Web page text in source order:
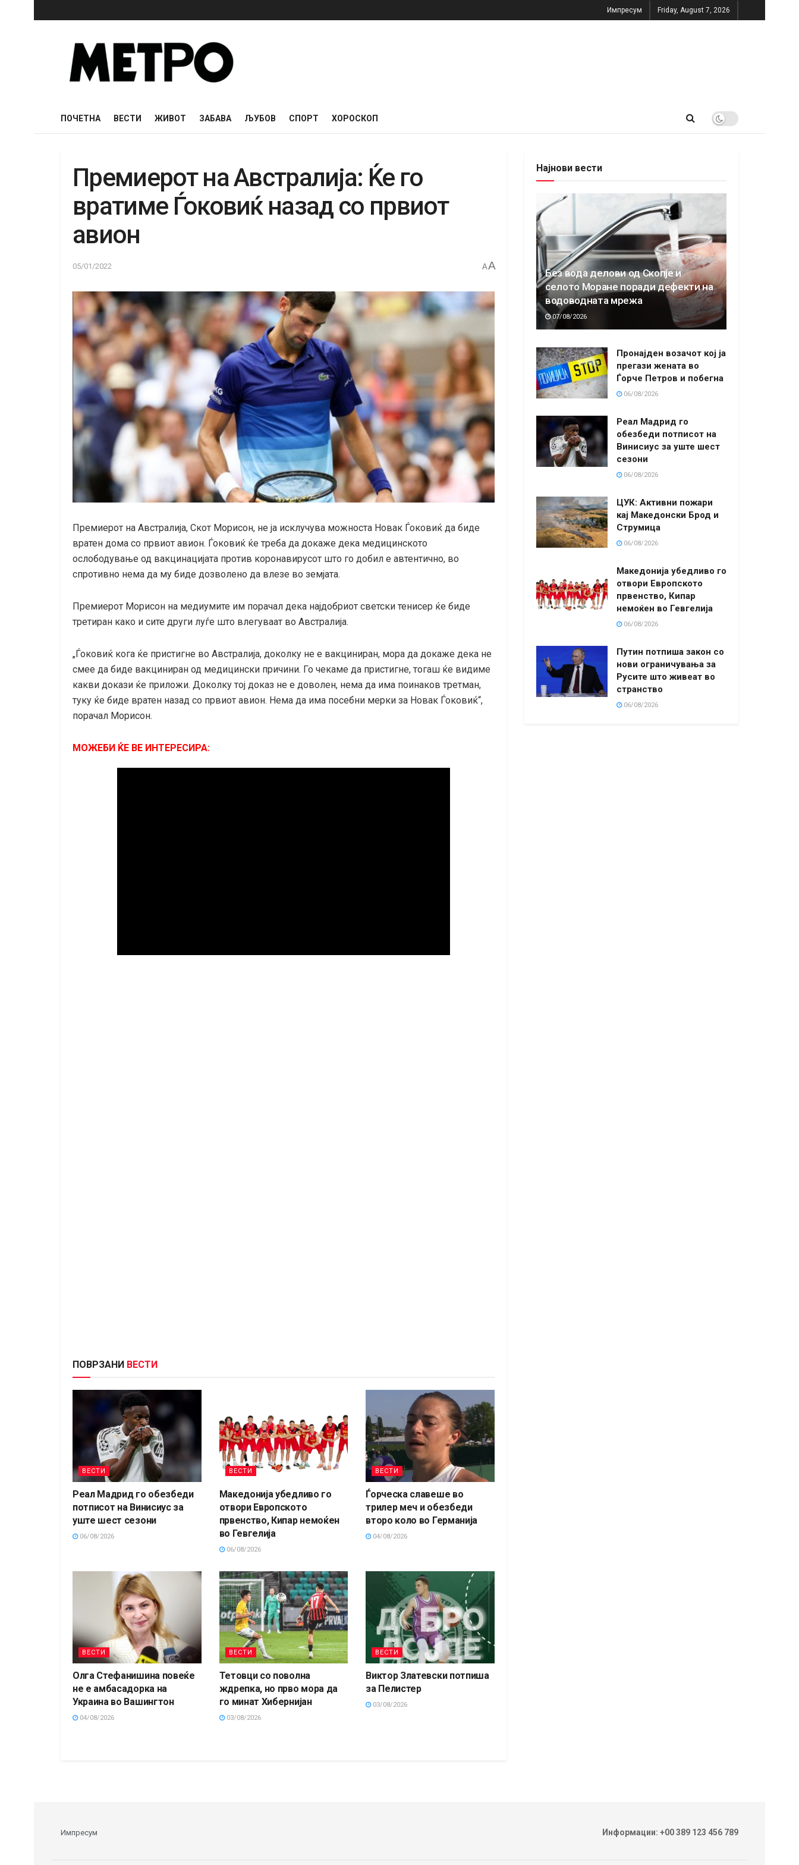
Импресум Friday, August 7, 2026
ПОЧЕТНА ВЕСТИ ЖИВОТ ЗАБАВА ЉУБОВ СПОРТ ХОРОСКОП
Премиерот на Австралија: Ќе го
вратиме Ѓоковиќ назад со првиот
авион
05/01/2022 AA
Премиерот на Австралија, Скот Морисон, не ја исклучува можноста Новак Ѓоковиќ да биде
вратен дома со првиот авион. Ѓоковиќ ќе треба да докаже дека медицинското
ослободување од вакцинацијата против коронавирусот што го добил е автентично, во
спротивно нема да му биде дозволено да влезе во земјата.
Премиерот Морисон на медиумите им порачал дека најдобриот светски тенисер ќе биде
третиран како и сите други луѓе што влегуваат во Австралија.
„Ѓоковиќ кога ќе пристигне во Австралија, доколку не е вакциниран, мора да докаже дека не
смее да биде вакциниран од медицински причини. Го чекаме да пристигне, тогаш ќе видиме
какви докази ќе приложи. Доколку тој доказ не е доволен, нема да има поинаков третман,
туку ќе биде вратен назад со првиот авион. Нема да има посебни мерки за Новак Ѓоковиќ“,
порачал Морисон.
МОЖЕБИ ЌЕ ВЕ ИНТЕРЕСИРА:
ПОВРЗАНИ ВЕСТИ
ВЕСТИ
Реал Мадрид го обезбеди
потписот на Винисиус за
уште шест сезони
06/08/2026
ВЕСТИ
Македонија убедливо го
отвори Европското
првенство, Кипар немоќен
во Гевгелија
06/08/2026
ВЕСТИ
Ѓорческа славеше во
трилер меч и обезбеди
второ коло во Германија
04/08/2026
ВЕСТИ
Олга Стефанишина повеќе
не е амбасадорка на
Украина во Вашингтон
04/08/2026
ВЕСТИ
Тетовци со поволна
ждрепка, но прво мора да
го минат Хибернијан
03/08/2026
ВЕСТИ
Виктор Златевски потпиша
за Пелистер
03/08/2026
Најнови вести
Без вода делови од Скопје и
селото Моране поради дефекти на
водоводната мрежа
07/08/2026
Пронајден возачот кој ја
прегази жената во
Ѓорче Петров и побегна
06/08/2026
Реал Мадрид го
обезбеди потписот на
Винисиус за уште шест
сезони
06/08/2026
ЦУК: Активни пожари
кај Македонски Брод и
Струмица
06/08/2026
Македонија убедливо го
отвори Европското
првенство, Кипар
немоќен во Гевгелија
06/08/2026
Путин потпиша закон со
нови ограничувања за
Русите што живеат во
странство
06/08/2026
Импресум Информации: +00 389 123 456 789